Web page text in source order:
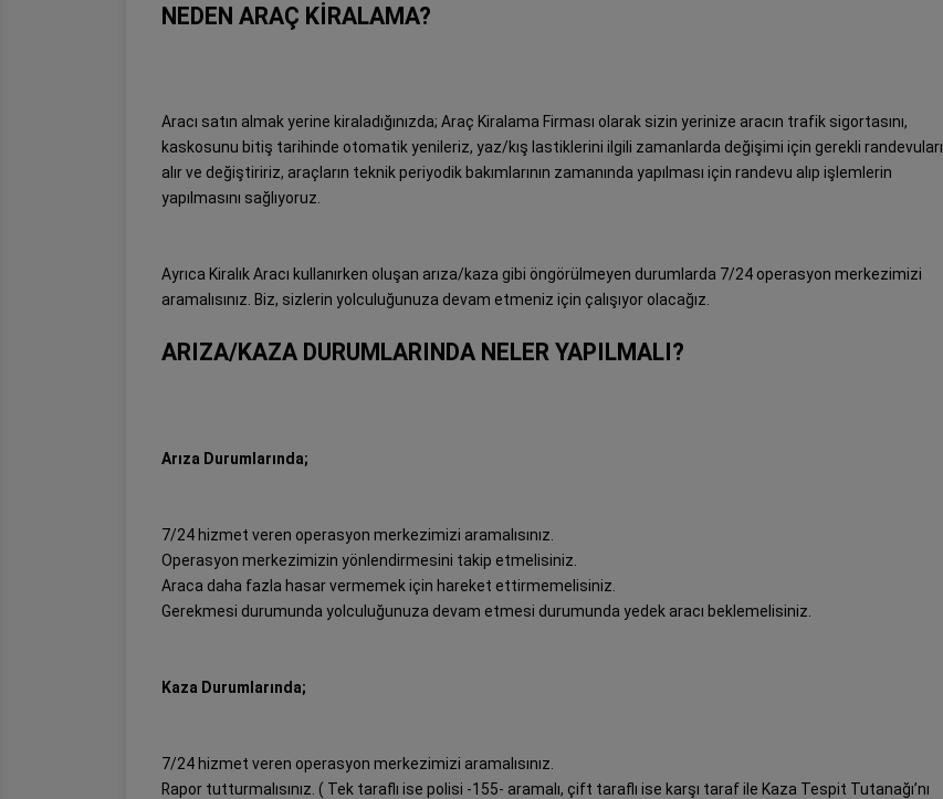
NEDEN ARAÇ KİRALAMA?
Aracı satın almak yerine kiraladığınızda; Araç Kiralama Firması olarak sizin yerinize aracın trafik sigortasını,
kaskosunu bitiş tarihinde otomatik yenileriz, yaz/kış lastiklerini ilgili zamanlarda değişimi için gerekli randevuları
alır ve değiştiririz, araçların teknik periyodik bakımlarının zamanında yapılması için randevu alıp işlemlerin
yapılmasını sağlıyoruz.
Ayrıca Kiralık Aracı kullanırken oluşan arıza/kaza gibi öngörülmeyen durumlarda 7/24 operasyon merkezimizi
aramalısınız. Biz, sizlerin yolculuğunuza devam etmeniz için çalışıyor olacağız.
ARIZA/KAZA DURUMLARINDA NELER YAPILMALI?
Arıza Durumlarında;
7/24 hizmet veren operasyon merkezimizi aramalısınız.
Operasyon merkezimizin yönlendirmesini takip etmelisiniz.
Araca daha fazla hasar vermemek için hareket ettirmemelisiniz.
Gerekmesi durumunda yolculuğunuza devam etmesi durumunda yedek aracı beklemelisiniz.
Kaza Durumlarında;
7/24 hizmet veren operasyon merkezimizi aramalısınız.
Rapor tutturmalısınız. ( Tek taraflı ise polisi -155- aramalı, çift taraflı ise karşı taraf ile Kaza Tespit Tutanağı’nı